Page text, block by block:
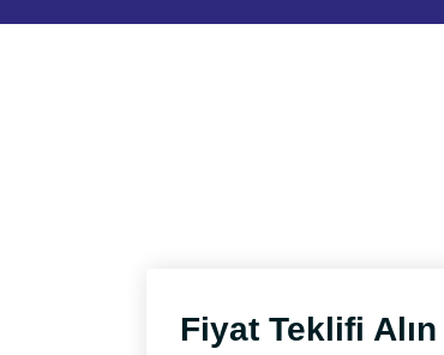
Fiyat Teklifi Alın